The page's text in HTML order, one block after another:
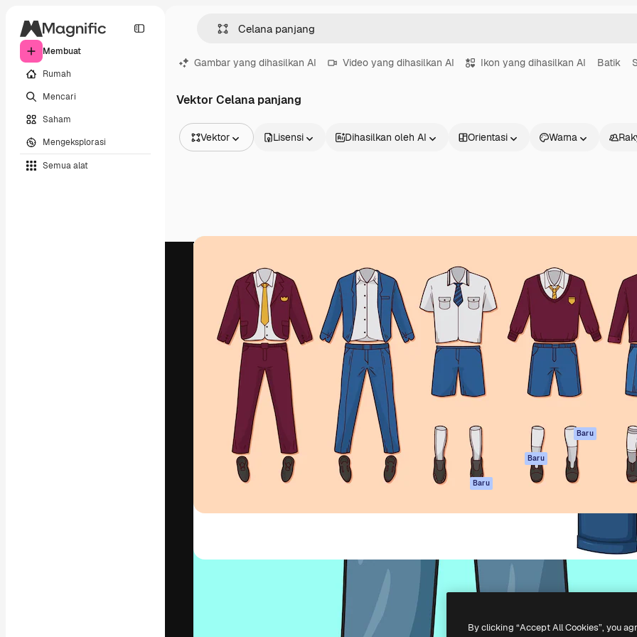
Membuat
Rumah
Mencari
Saham
Mengeksplorasi
Semua alat
Gambar yang dihasilkan AI Video yang dihasilkan AI Ikon yang dihasilkan AI Batik
Vektor Celana panjang
Vektor
Video
Templat video
Lisensi Dihasilkan oleh AI Orientasi Warna
Platform kreatif untuk mengarahkan karya
terbaik Anda. Lebih dari 1 juta pelanggan
dari kalangan kreatif, perusahaan, agensi,
dan studio.
Bahasa Indonesia
Produk
Spaces
Asisten AI
Generator gambar
AI
Generator video AI
Konten stok
MCP untuk
Claude/ChatGPT
Baru
Agen Baru
Aplikasi seluler
Mulai
Academy
Dokumentasi
Dukungan
Ketentuan
Penggunaan
Asli Baru
Kebijakan Cookie
Pusat
Afiliasi
Freepik Company S.L.U. Hak cipta dilindungi undang-undang.
By clicking “Accept All Cookies”, you